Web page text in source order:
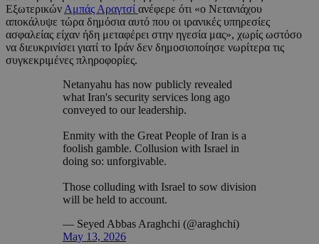
Εξωτερικών Αμπάς Αραγτσί ανέφερε ότι «ο Νετανιάχου
αποκάλυψε τώρα δημόσια αυτό που οι ιρανικές υπηρεσίες
ασφαλείας είχαν ήδη μεταφέρει στην ηγεσία μας», χωρίς ωστόσο
να διευκρινίσει γιατί το Ιράν δεν δημοσιοποίησε νωρίτερα τις
συγκεκριμένες πληροφορίες.
Netanyahu has now publicly revealed
what Iran's security services long ago
conveyed to our leadership.
Enmity with the Great People of Iran is a
foolish gamble. Collusion with Israel in
doing so: unforgivable.
Those colluding with Israel to sow division
will be held to account.
— Seyed Abbas Araghchi (@araghchi)
May 13, 2026